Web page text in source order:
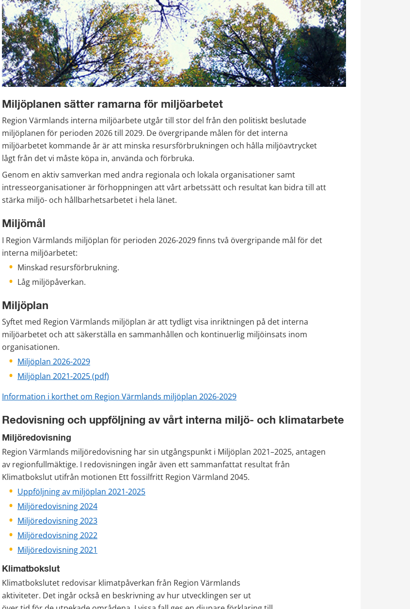
Miljöplanen sätter ramarna för miljöarbetet
Region Värmlands interna miljöarbete utgår till stor del från den politiskt beslutade
miljöplanen för perioden 2026 till 2029. De övergripande målen för det interna
miljöarbetet kommande år är att minska resursförbrukningen och hålla miljöavtrycket
lågt från det vi måste köpa in, använda och förbruka.
Genom en aktiv samverkan med andra regionala och lokala organisationer samt
intresseorganisationer är förhoppningen att vårt arbetssätt och resultat kan bidra till att
stärka miljö- och hållbarhetsarbetet i hela länet.
Miljömål
I Region Värmlands miljöplan för perioden 2026-2029 finns två övergripande mål för det
interna miljöarbetet:
Minskad resursförbrukning.
Låg miljöpåverkan.
Miljöplan
Syftet med Region Värmlands miljöplan är att tydligt visa inriktningen på det interna
miljöarbetet och att säkerställa en sammanhållen och kontinuerlig miljöinsats inom
organisationen.
Miljöplan 2026-2029
Miljöplan 2021-2025 (pdf)
Information i korthet om Region Värmlands miljöplan 2026-2029
Redovisning och uppföljning av vårt interna miljö- och klimatarbete
Miljöredovisning
Region Värmlands miljöredovisning har sin utgångspunkt i Miljöplan 2021–2025, antagen
av regionfullmäktige. I redovisningen ingår även ett sammanfattat resultat från
Klimatbokslut utifrån motionen Ett fossilfritt Region Värmland 2045.
Uppföljning av miljöplan 2021-2025
Miljöredovisning 2024
Miljöredovisning 2023
Miljöredovisning 2022
Miljöredovisning 2021
Klimatbokslut
Klimatbokslutet redovisar klimatpåverkan från Region Värmlands
aktiviteter. Det ingår också en beskrivning av hur utvecklingen ser ut